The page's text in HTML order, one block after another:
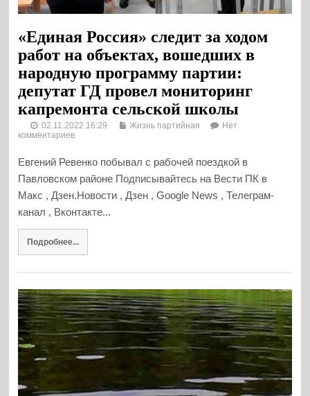
«Единая Россия» следит за ходом
работ на объектах, вошедших в
народную программу партии:
депутат ГД провел мониторинг
капремонта сельской школы
02.11.2022 16:29 Жизнь партийная
Нет
комментариев
Евгений Ревенко побывал с рабочей поездкой в
Павловском районе Подписывайтесь на Вести ПК в
Макс , Дзен.Новости , Дзен , Google News , Телеграм-
канал , Вконтакте...
Подробнее...